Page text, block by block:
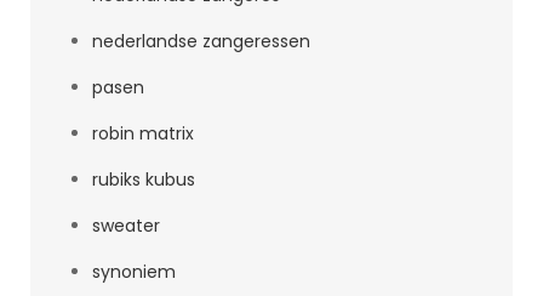
nederlandse zangeressen
pasen
robin matrix
rubiks kubus
sweater
synoniem